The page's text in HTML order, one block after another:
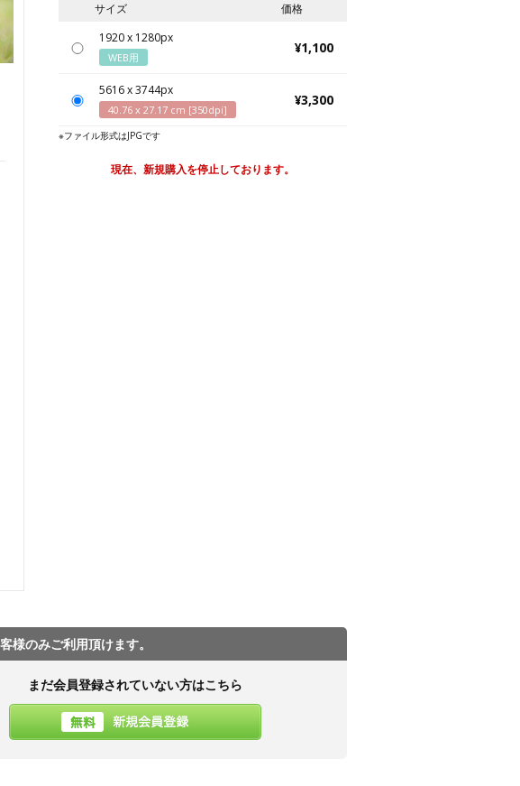
サイズ
価格
1920 x 1280px
WEB用
¥1,100
5616 x 3744px
40.76 x 27.17 cm [350dpi]
¥3,300
※ファイル形式はJPGです
現在、新規購入を停止しております。
様のみご利用頂けます。
まだ会員登録されていない方はこちら